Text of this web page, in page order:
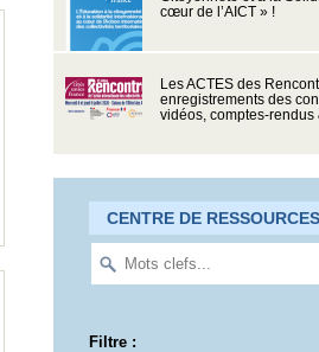
cœur de l’AICT » !
Les ACTES des
enregistrements des
vidéos, comptes-rendus
CENTRE DE RESSOURCES
Filtre :